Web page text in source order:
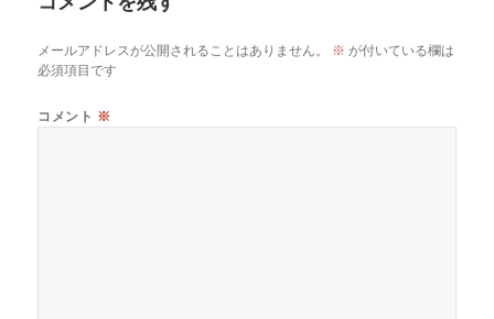
メールアドレスが公開されることはありません。 ※ が付いている欄は
必須項目です
コメント ※